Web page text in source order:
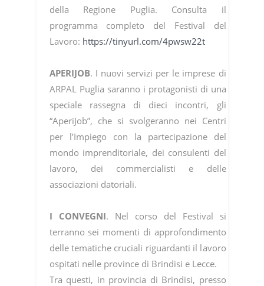
della Regione Puglia. Consulta il
programma completo del Festival del
Lavoro: https://tinyurl.com/4pwsw22t
APERIJOB. I nuovi servizi per le imprese di
ARPAL Puglia saranno i protagonisti di una
speciale rassegna di dieci incontri, gli
“AperiJob”, che si svolgeranno nei Centri
per l’Impiego con la partecipazione del
mondo imprenditoriale, dei consulenti del
lavoro, dei commercialisti e delle
associazioni datoriali.
I CONVEGNI. Nel corso del Festival si
terranno sei momenti di approfondimento
delle tematiche cruciali riguardanti il lavoro
ospitati nelle province di Brindisi e Lecce.
Tra questi, in provincia di Brindisi, presso